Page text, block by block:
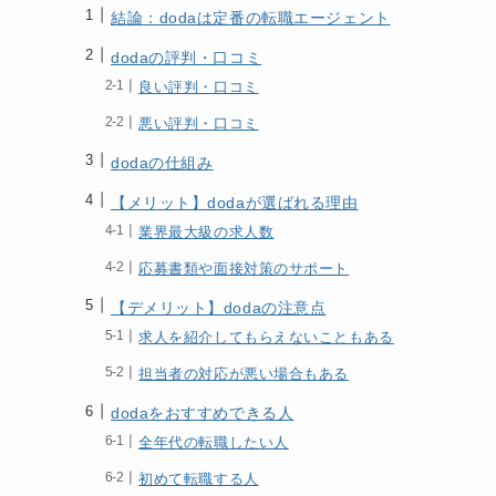
結論：dodaは定番の転職エージェント
dodaの評判・口コミ
良い評判・口コミ
悪い評判・口コミ
dodaの仕組み
【メリット】dodaが選ばれる理由
業界最大級の求人数
応募書類や面接対策のサポート
【デメリット】dodaの注意点
求人を紹介してもらえないこともある
担当者の対応が悪い場合もある
dodaをおすすめできる人
全年代の転職したい人
初めて転職する人